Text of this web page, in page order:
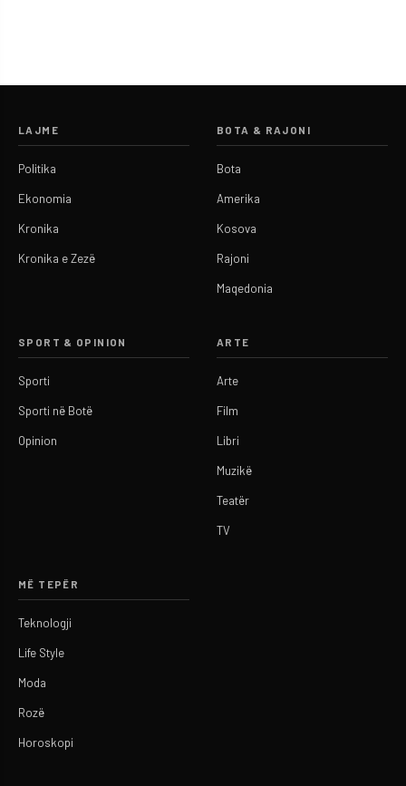
LAJME
Politika
Ekonomia
Kronika
Kronika e Zezë
BOTA & RAJONI
Bota
Amerika
Kosova
Rajoni
Maqedonia
SPORT & OPINION
Sporti
Sporti në Botë
Opinion
ARTE
Arte
Film
Libri
Muzikë
Teatër
TV
MË TEPËR
Teknologji
Life Style
Moda
Rozë
Horoskopi